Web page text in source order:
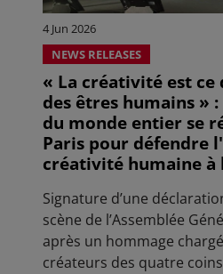
4 Jun 2026
NEWS RELEASES
« La créativité est ce
des êtres humains »
du monde entier se
Paris pour défendre
créativité humaine à
Signature d’une
scène de l’Assemblée
après un hommage
créateurs des quatre